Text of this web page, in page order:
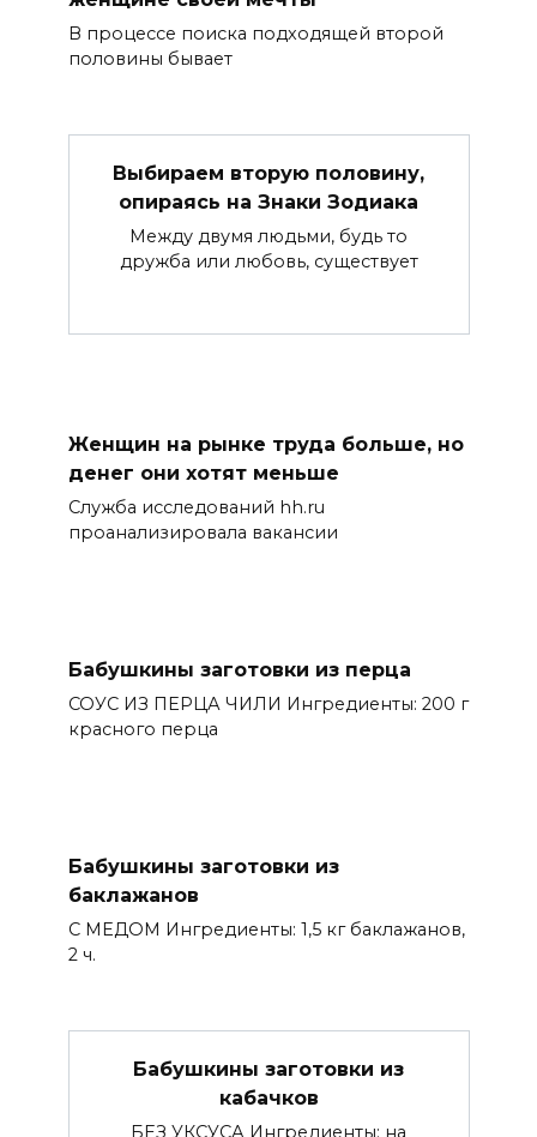
В процессе поиска подходящей второй
половины бывает
Выбираем вторую половину,
опираясь на Знаки Зодиака
Между двумя людьми, будь то
дружба или любовь, существует
Женщин на рынке труда больше, но
денег они хотят меньше
Служба исследований hh.ru
проанализировала вакансии
Бабушкины заготовки из перца
СОУС ИЗ ПEРЦА ЧИЛИ Ингредиенты: 200 г
красного перца
Бабушкины заготовки из
баклажанов
С МEДОМ Ингредиенты: 1,5 кг баклажанов,
2 ч.
Бабушкины заготовки из
кабачков
БEЗ УКСУСА Ингредиенты: на